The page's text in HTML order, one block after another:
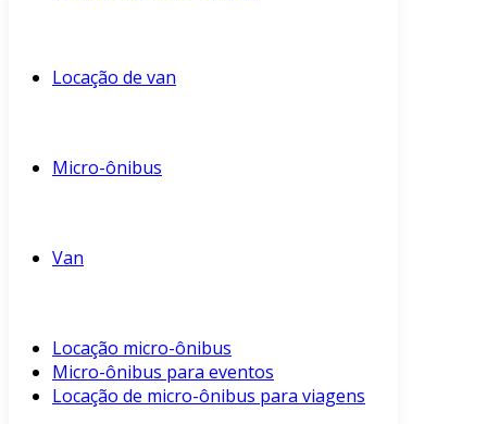
Locação de van
Micro-ônibus
Van
Locação micro-ônibus
Micro-ônibus para eventos
Locação de micro-ônibus para viagens